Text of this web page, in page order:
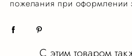
пожелания при оформлении
С этим товаром